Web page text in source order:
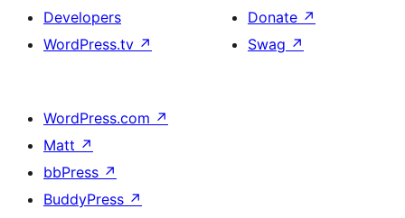
Developers
WordPress.tv ↗
Donate ↗
Swag ↗
WordPress.com ↗
Matt ↗
bbPress ↗
BuddyPress ↗